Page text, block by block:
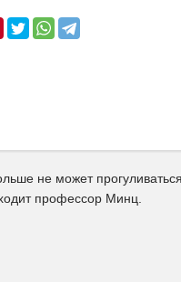
не может
профессор Минц.